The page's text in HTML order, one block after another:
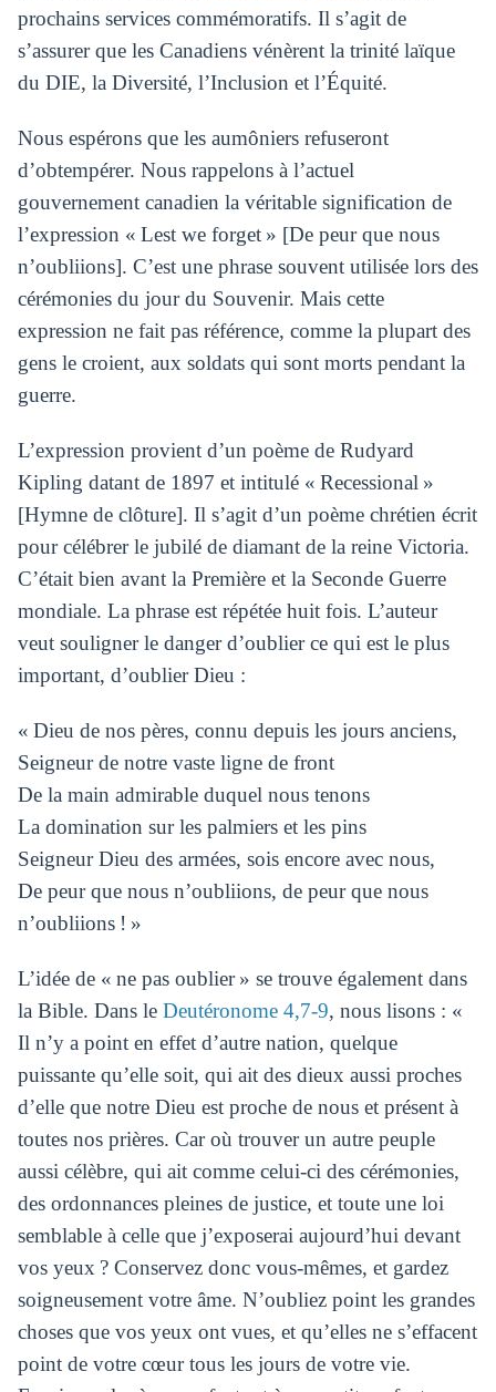
prochains services commémoratifs. Il s’agit de
s’assurer que les Canadiens vénèrent la trinité laïque
du DIE, la Diversité, l’Inclusion et l’Équité.
Nous espérons que les aumôniers refuseront
d’obtempérer. Nous rappelons à l’actuel
gouvernement canadien la véritable signification de
l’expression « Lest we forget » [De peur que nous
n’oubliions]. C’est une phrase souvent utilisée lors des
cérémonies du jour du Souvenir. Mais cette
expression ne fait pas référence, comme la plupart des
gens le croient, aux soldats qui sont morts pendant la
guerre.
L’expression provient d’un poème de Rudyard
Kipling datant de 1897 et intitulé « Recessional »
[Hymne de clôture]. Il s’agit d’un poème chrétien écrit
pour célébrer le jubilé de diamant de la reine Victoria.
C’était bien avant la Première et la Seconde Guerre
mondiale. La phrase est répétée huit fois. L’auteur
veut souligner le danger d’oublier ce qui est le plus
important, d’oublier Dieu :
« Dieu de nos pères, connu depuis les jours anciens,
Seigneur de notre vaste ligne de front
De la main admirable duquel nous tenons
La domination sur les palmiers et les pins
Seigneur Dieu des armées, sois encore avec nous,
De peur que nous n’oubliions, de peur que nous
n’oubliions ! »
L’idée de « ne pas oublier » se trouve également dans
la Bible. Dans le Deutéronome 4,7-9, nous lisons : «
Il n’y a point en effet d’autre nation, quelque
puissante qu’elle soit, qui ait des dieux aussi proches
d’elle que notre Dieu est proche de nous et présent à
toutes nos prières. Car où trouver un autre peuple
aussi célèbre, qui ait comme celui-ci des cérémonies,
des ordonnances pleines de justice, et toute une loi
semblable à celle que j’exposerai aujourd’hui devant
vos yeux ? Conservez donc vous-mêmes, et gardez
soigneusement votre âme. N’oubliez point les grandes
choses que vos yeux ont vues, et qu’elles ne s’effacent
point de votre cœur tous les jours de votre vie.